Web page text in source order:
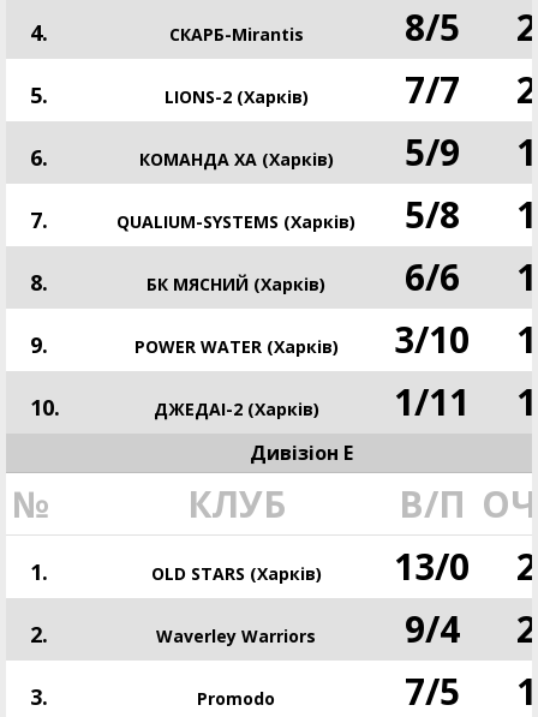
4. СКАРБ-Mirantis 8/5
5. LIONS-2 (Харків) 7/7
6. КОМАНДА ХА (Харків) 5/9
7. QUALIUM-SYSTEMS (Харків) 5/8
8. БК МЯСНИЙ (Харків) 6/6
9. POWER WATER (Харків) 3/10
10. ДЖЕДАІ-2 (Харків) 1/11
Дивізіон E
№ КЛУБ В/П
1. OLD STARS (Харків) 13/0
2. Waverley Warriors 9/4
3. Promodo 7/5